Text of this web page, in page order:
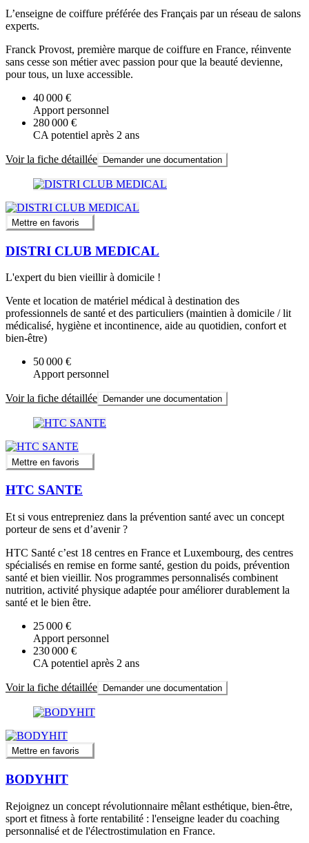
L’enseigne de coiffure préférée des Français par un réseau de salons
experts.
Franck Provost, première marque de coiffure en France, réinvente
sans cesse son métier avec passion pour que la beauté devienne,
pour tous, un luxe accessible.
40 000 €
Apport personnel
280 000 €
CA potentiel après 2 ans
Voir la fiche détaillée Demander une documentation
Mettre en favoris
DISTRI CLUB MEDICAL
L'expert du bien vieillir à domicile !
Vente et location de matériel médical à destination des
professionnels de santé et des particuliers (maintien à domicile / lit
médicalisé, hygiène et incontinence, aide au quotidien, confort et
bien-être)
50 000 €
Apport personnel
Voir la fiche détaillée Demander une documentation
Mettre en favoris
HTC SANTE
Et si vous entrepreniez dans la prévention santé avec un concept
porteur de sens et d’avenir ?
HTC Santé c’est 18 centres en France et Luxembourg, des centres
spécialisés en remise en forme santé, gestion du poids, prévention
santé et bien vieillir. Nos programmes personnalisés combinent
nutrition, activité physique adaptée pour améliorer durablement la
santé et le bien être.
25 000 €
Apport personnel
230 000 €
CA potentiel après 2 ans
Voir la fiche détaillée Demander une documentation
Mettre en favoris
BODYHIT
Rejoignez un concept révolutionnaire mêlant esthétique, bien-être,
sport et fitness à forte rentabilité : l'enseigne leader du coaching
personnalisé et de l'électrostimulation en France.